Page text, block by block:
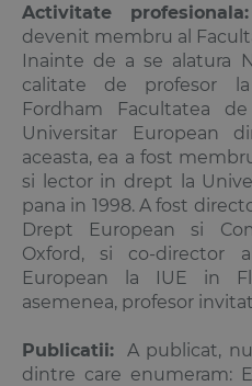
Activitate profesionala:
devenit membru al
Inainte de a se alatura
calitate de profesor
Fordham Facultatea
Universitar European
aceasta, ea a fost
si lector in drept la
pana in 1998. A fost
Drept European si
Oxford, si co-director
European la IUE in
asemenea, profesor
Publicatii: A publicat,
dintre care enumeram: